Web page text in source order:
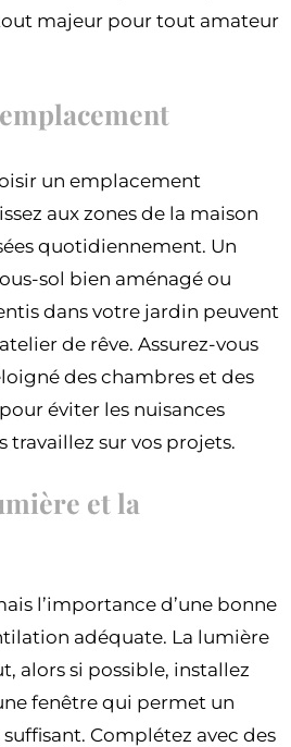
majeur pour tout amateur
un emplacement
aux zones de la maison
quotidiennement. Un
sol bien aménagé ou
dans votre jardin peuvent
de rêve. Assurez-vous
des chambres et des
éviter les nuisances
travaillez sur vos projets.
et la
l’importance d’une bonne
adéquate. La lumière
alors si possible, installez
fenêtre qui permet un
Complétez avec des